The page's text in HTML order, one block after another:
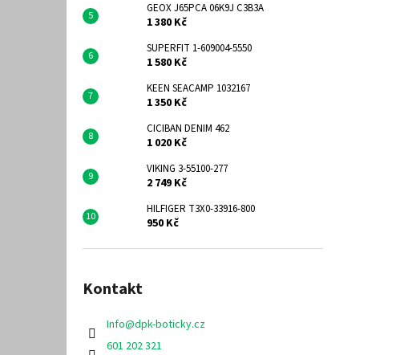
GEOX J65PCA 06K9J C3B3A
1 380 Kč
SUPERFIT 1-609004-5550
1 580 Kč
KEEN SEACAMP 1032167
1 350 Kč
CICIBAN DENIM 462
1 020 Kč
VIKING 3-55100-277
2 749 Kč
HILFIGER T3X0-33916-800
950 Kč
Kontakt
Info@dpk-boticky.cz
601 202 321